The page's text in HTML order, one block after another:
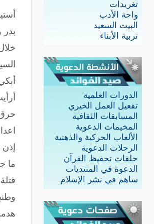
تغريدات
واحة الأدب
البيت السعيد
تربية الأبناء
الدورات العلمية
تفعيل العمل الخيري
المسابقات الثقافية
المخيمات الدعوية
الألعاب الحركية والذهنية
الرحلات الدعوية
حلقات تحفيظ القرآن
الدعوة في المنتديات
ساهم في نشر الإسلام
بدر
حرق
ما
هدموا